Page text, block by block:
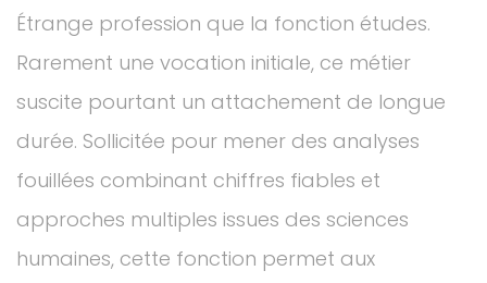
Étrange profession que la fonction études.
Rarement une vocation initiale, ce métier
suscite pourtant un attachement de longue
durée. Sollicitée pour mener des analyses
fouillées combinant chiffres fiables et
approches multiples issues des sciences
humaines, cette fonction permet aux